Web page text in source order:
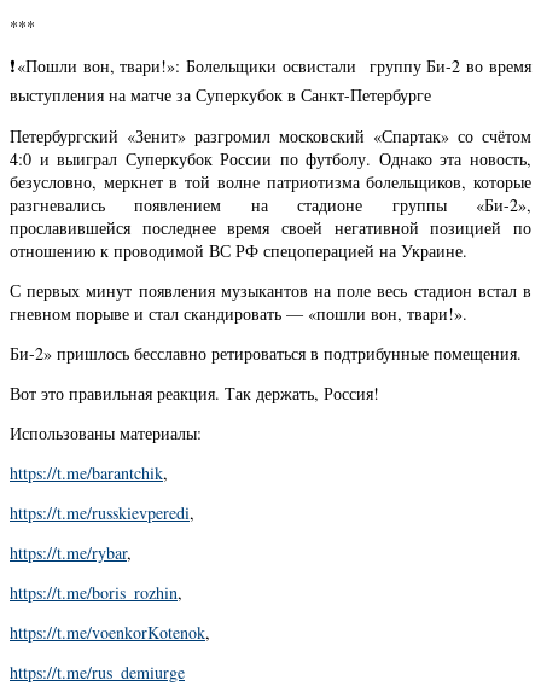
***
❗️«Пошли вон, твари!»: Болельщики освистали группу Би-2 во время
выступления на матче за Суперкубок в Санкт-Петербурге
Петербургский «Зенит» разгромил московский «Спартак» со счётом
4:0 и выиграл Суперкубок России по футболу. Однако эта новость,
безусловно, меркнет в той волне патриотизма болельщиков, которые
разгневались появлением на стадионе группы «Би-2»,
прославившейся последнее время своей негативной позицией по
отношению к проводимой ВС РФ спецоперацией на Украине.
С первых минут появления музыкантов на поле весь стадион встал в
гневном порыве и стал скандировать — «пошли вон, твари!».
Би-2» пришлось бесславно ретироваться в подтрибунные помещения.
Вот это правильная реакция. Так держать, Россия!
Использованы материалы:
https://t.me/barantchik,
https://t.me/russkievperedi,
https://t.me/rybar,
https://t.me/boris_rozhin,
https://t.me/voenkorKotenok,
https://t.me/rus_demiurge